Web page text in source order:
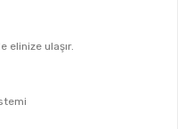
elinize ulaşır.